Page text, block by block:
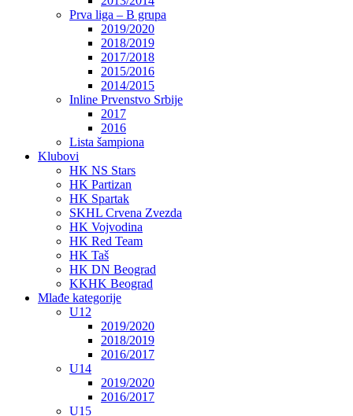
Prva liga – B grupa
2019/2020
2018/2019
2017/2018
2015/2016
2014/2015
Inline Prvenstvo Srbije
2017
2016
Lista šampiona
Klubovi
HK NS Stars
HK Partizan
HK Spartak
SKHL Crvena Zvezda
HK Vojvodina
HK Red Team
HK Taš
HK DN Beograd
KKHK Beograd
Mlađe kategorije
U12
2019/2020
2018/2019
2016/2017
U14
2019/2020
2016/2017
U15